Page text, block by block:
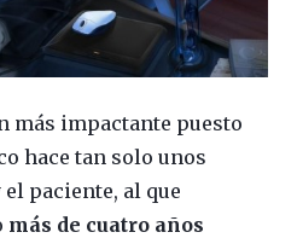
más impactante puesto
hace tan solo unos
el paciente, al que
más de cuatro años